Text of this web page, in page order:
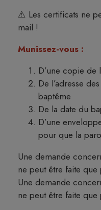
⚠️ Les certificats ne
mail !
Munissez-vous :
D’une copie
De l’adresse
baptême
De la date du
D’une
pour que la
Une demande
ne peut être faite
Une demande
ne peut être faite que